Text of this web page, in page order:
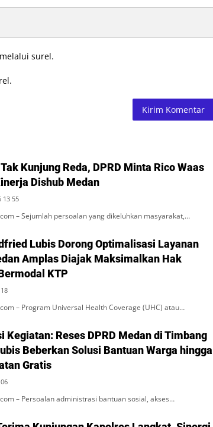
surel.
Kunjung Reda, DPRD Minta Rico Waas
Dishub Medan
13 55
– Sejumlah persoalan yang dikeluhkan masyarakat,…
Lubis Dorong Optimalisasi Layanan
Amplas Diajak Maksimalkan Hak
KTP
– Program Universal Health Coverage (UHC) atau…
Kegiatan: Reses DPRD Medan di Timbang
Beberkan Solusi Bantuan Warga hingga
Gratis
– Persoalan administrasi bantuan sosial, akses…